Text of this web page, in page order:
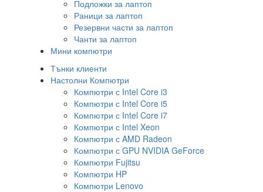
Подложки за лаптоп
Раници за лаптоп
Резервни части за лаптоп
Чанти за лаптоп
Мини компютри
Тънки клиенти
Настолни Компютри
Компютри с Intel Core i3
Компютри с Intel Core i5
Компютри с Intel Core i7
Компютри с Intel Xeon
Компютри с AMD Radeon
Компютри с GPU NVIDIA GeForce
Компютри Fujitsu
Компютри HP
Компютри Lenovo